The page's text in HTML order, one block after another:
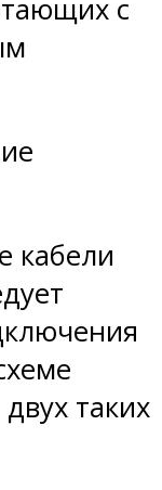
с
кабели
таких